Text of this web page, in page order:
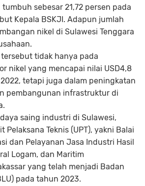
sebesar 21,72 persen pada
Kepala BSKJI. Adapun jumlah
nikel di Sulawesi Tenggara
tidak hanya pada
nikel yang mencapai nilai USD4,8
tetapi juga dalam peningkatan
pembangunan infrastruktur di
saing industri di Sulawesi,
Pelaksana Teknis (UPT), yakni Balai
dan Pelayanan Jasa Industri Hasil
Logam, dan Maritim
yang telah menjadi Badan
pada tahun 2023.